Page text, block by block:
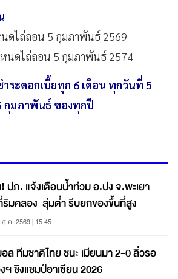
ดไถ่ถอน 5 กุมภาพันธ์ 2569
นดไถ่ถอน 5 กุมภาพันธ์ 2574
ำระดอกเบี้ยทุก 6 เดือน ทุกวันที่ 5
กุมภาพันธ์ ของทุกปี
ปภ. แจ้งเตือนน้ำท่วม อ.ปง จ.พะเยา
มคลอง-ลุ่มต่ำ รีบยกของขึ้นที่สูง
.ค. 2569 | 15:45
ล ทีมชาติไทย ชนะ เมียนมา 2-0 ลิ่วรอ
ฯ ชิงแชมป์อาเซียน 2026